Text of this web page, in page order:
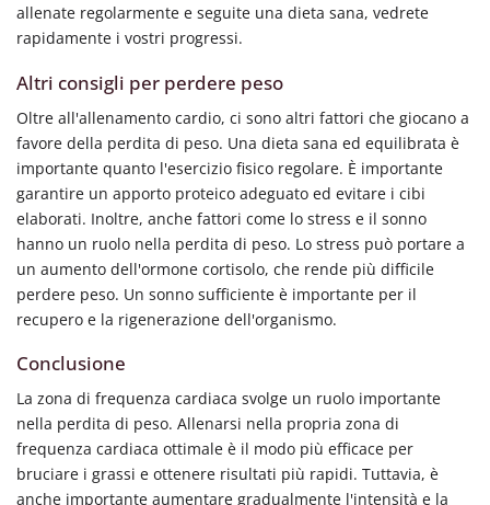
allenate regolarmente e seguite una dieta sana, vedrete
rapidamente i vostri progressi.
Altri consigli per perdere peso
Oltre all'allenamento cardio, ci sono altri fattori che giocano a
favore della perdita di peso. Una dieta sana ed equilibrata è
importante quanto l'esercizio fisico regolare. È importante
garantire un apporto proteico adeguato ed evitare i cibi
elaborati. Inoltre, anche fattori come lo stress e il sonno
hanno un ruolo nella perdita di peso. Lo stress può portare a
un aumento dell'ormone cortisolo, che rende più difficile
perdere peso. Un sonno sufficiente è importante per il
recupero e la rigenerazione dell'organismo.
Conclusione
La zona di frequenza cardiaca svolge un ruolo importante
nella perdita di peso. Allenarsi nella propria zona di
frequenza cardiaca ottimale è il modo più efficace per
bruciare i grassi e ottenere risultati più rapidi. Tuttavia, è
anche importante aumentare gradualmente l'intensità e la